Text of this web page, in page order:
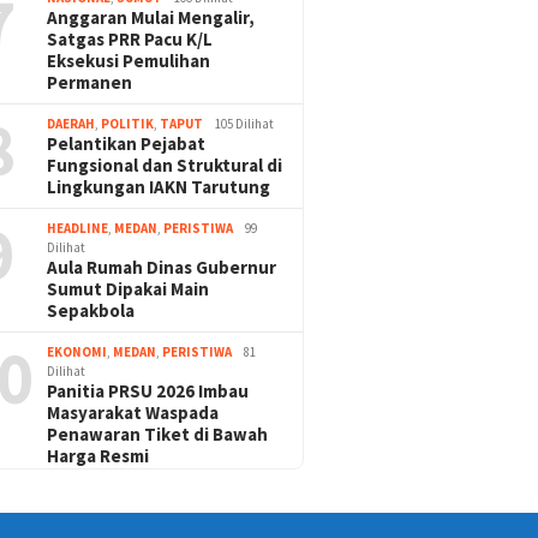
Anggaran Mulai Mengalir,
Satgas PRR Pacu K/L
Eksekusi Pemulihan
Permanen
DAERAH, POLITIK, TAPUT 105 Dilihat
Pelantikan Pejabat
Fungsional dan Struktural di
Lingkungan IAKN Tarutung
HEADLINE, MEDAN, PERISTIWA
99
Dilihat
Aula Rumah Dinas Gubernur
Sumut Dipakai Main
Sepakbola
EKONOMI, MEDAN, PERISTIWA
81
Dilihat
Panitia PRSU 2026 Imbau
Masyarakat Waspada
Penawaran Tiket di Bawah
Harga Resmi